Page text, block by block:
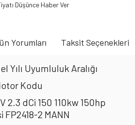
Düşünce Haber Ver
Yorumları Taksit Seçenekleri
Yılı Uyumluluk Aralığı
Kodu
2.3 dCi 150 110kw 150hp
2 MANN